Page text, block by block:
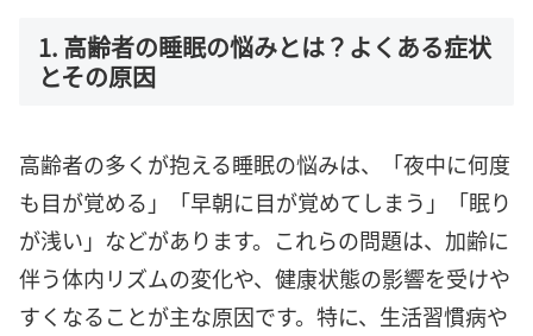
1. 高齢者の睡眠の悩みとは？よくある症状
とその原因
高齢者の多くが抱える睡眠の悩みは、「夜中に何度
も目が覚める」「早朝に目が覚めてしまう」「眠り
が浅い」などがあります。これらの問題は、加齢に
伴う体内リズムの変化や、健康状態の影響を受けや
すくなることが主な原因です。特に、生活習慣病や